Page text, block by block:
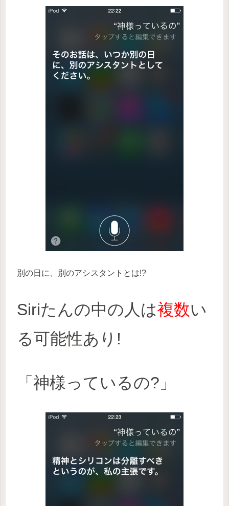
別の日に、別のアシスタントとは!?
Siriたんの中の人は複数い
る可能性あり!
「神様っているの?」